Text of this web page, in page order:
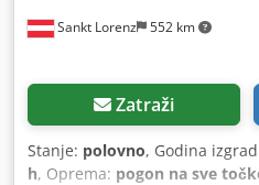
Sankt Lorenz 552 km
Zatraži
Stanje: polovno, Godina
h, Oprema: pogon na sve